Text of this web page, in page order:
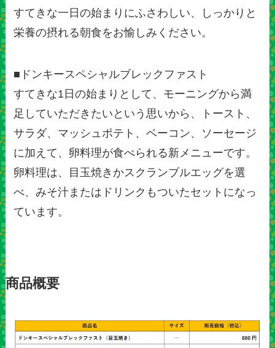
すてきな一日の始まりにふさわしい、しっかりと
栄養の摂れる朝食をお愉しみください。
■ドンキースペシャルブレックファスト
すてきな1日の始まりとして、モーニングから満
足していただきたいという思いから、トースト、
サラダ、マッシュポテト、ベーコン、ソーセージ
に加えて、卵料理が食べられる新メニューです。
卵料理は、目玉焼きかスクランブルエッグを選
べ、みそ汁またはドリンクもついたセットになっ
ています。
商品概要